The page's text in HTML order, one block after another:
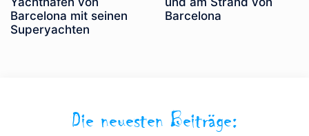
Barcelona mit seinen
Superyachten
Barcelona
Die neuesten Beiträge: